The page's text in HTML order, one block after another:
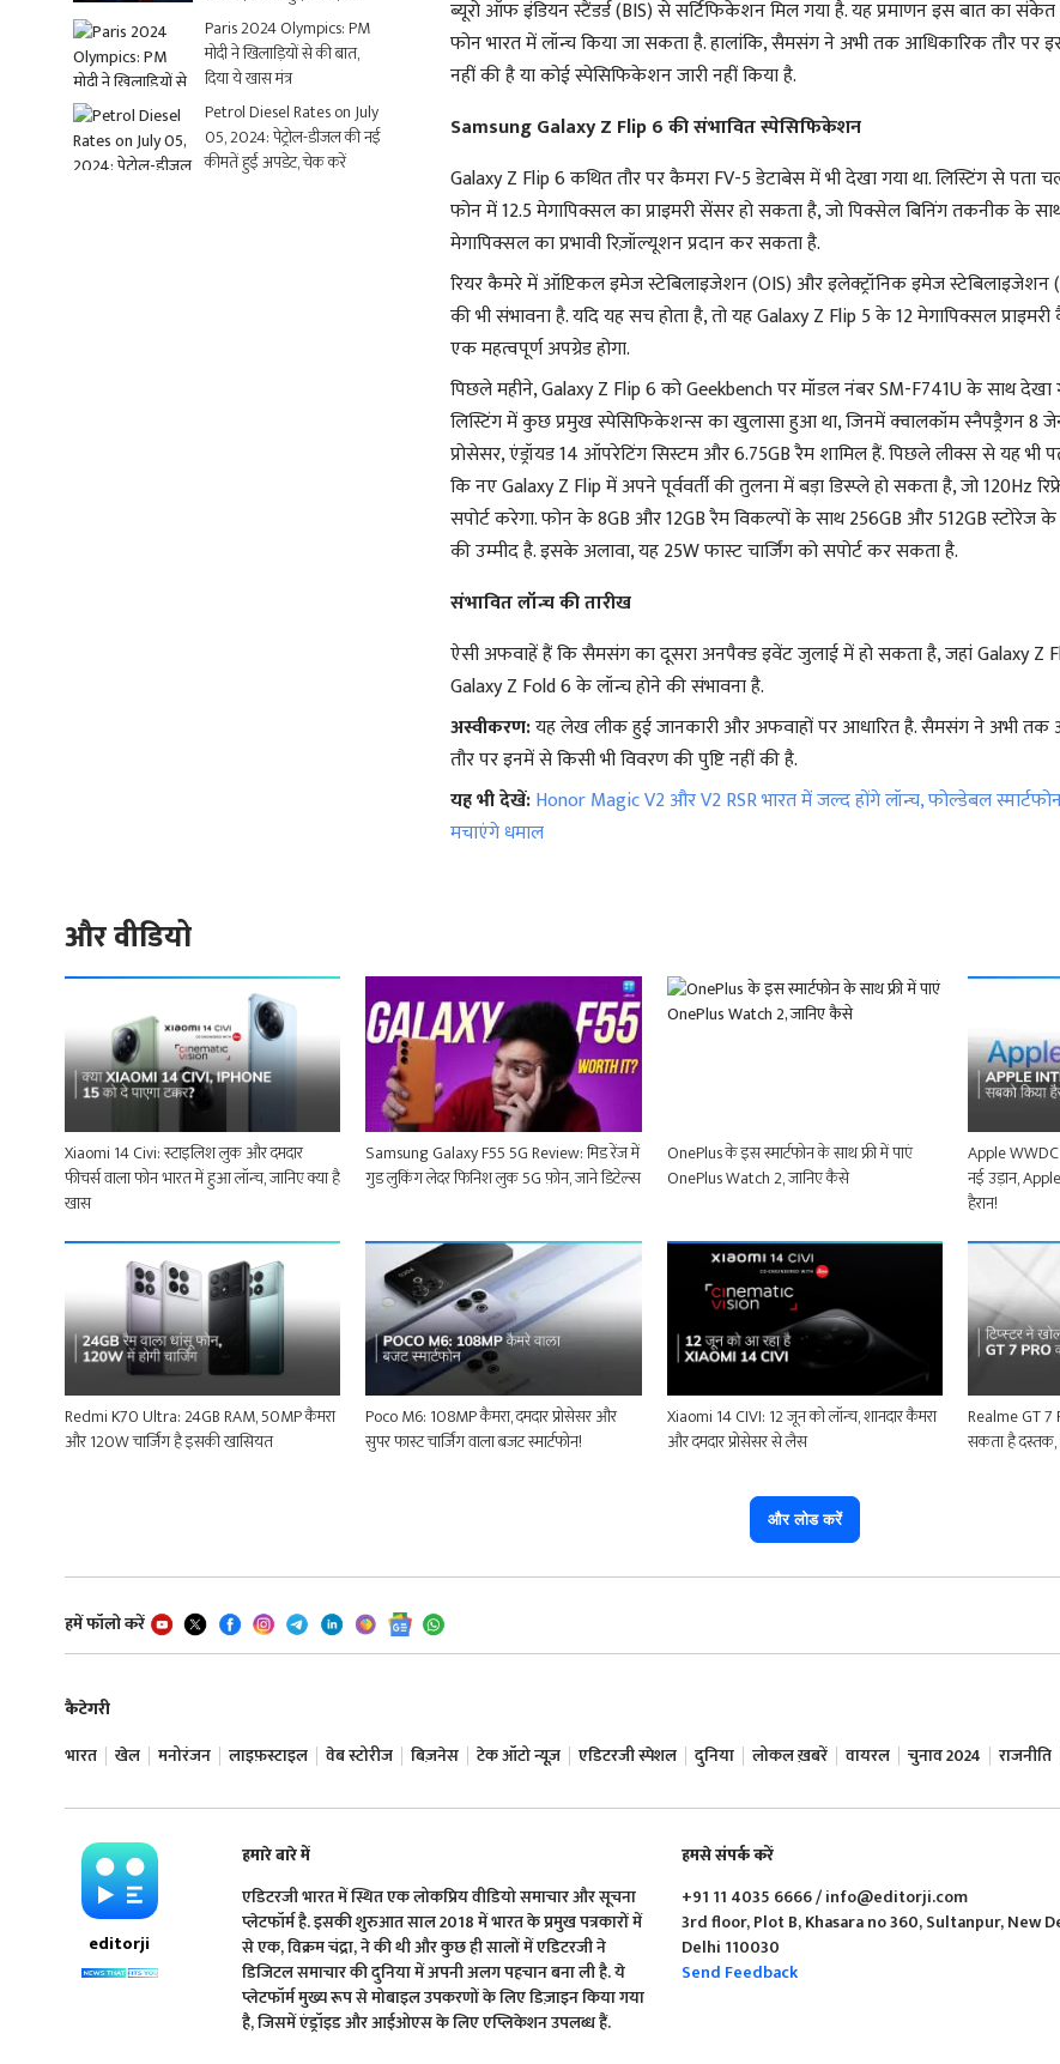
क्लियर
Paris 2024 Olympics: PM
मोदी ने खिलाड़ियों से की बात,
दिया ये खास मंत्र
Petrol Diesel Rates on July
05, 2024: पेट्रोल-डीजल की नई
कीमतें हुईं अपडेट, चेक करें
ब्यूरो ऑफ इंडियन स्टैंडर्ड (BIS) से सर्टिफिकेशन मिल गया है. यह प्रमाणन इस बात का
फोन भारत में लॉन्च किया जा सकता है. हालांकि, सैमसंग ने अभी तक आधिकारिक तौर पर
नहीं की है या कोई स्पेसिफिकेशन जारी नहीं किया है.
Samsung Galaxy Z Flip 6 की संभावित स्पेसिफिकेशन
Galaxy Z Flip 6 कथित तौर पर कैमरा FV-5 डेटाबेस में भी देखा गया था. लिस्टिंग से पता
फोन में 12.5 मेगापिक्सल का प्राइमरी सेंसर हो सकता है, जो पिक्सेल बिनिंग तकनीक के
मेगापिक्सल का प्रभावी रिज़ॉल्यूशन प्रदान कर सकता है.
रियर कैमरे में ऑप्टिकल इमेज स्टेबिलाइजेशन (OIS) और इलेक्ट्रॉनिक इमेज स्टेबिलाइजेशन
की भी संभावना है. यदि यह सच होता है, तो यह Galaxy Z Flip 5 के 12 मेगापिक्सल
एक महत्वपूर्ण अपग्रेड होगा.
पिछले महीने, Galaxy Z Flip 6 को Geekbench पर मॉडल नंबर SM-F741U के साथ देखा
लिस्टिंग में कुछ प्रमुख स्पेसिफिकेशन्स का खुलासा हुआ था, जिनमें क्वालकॉम स्नैपड्रैगन 8
प्रोसेसर, एंड्रॉयड 14 ऑपरेटिंग सिस्टम और 6.75GB रैम शामिल हैं. पिछले लीक्स से यह भी
कि नए Galaxy Z Flip में अपने पूर्ववर्ती की तुलना में बड़ा डिस्प्ले हो सकता है, जो 120Hz
सपोर्ट करेगा. फोन के 8GB और 12GB रैम विकल्पों के साथ 256GB और 512GB स्टोरेज
की उम्मीद है. इसके अलावा, यह 25W फास्ट चार्जिंग को सपोर्ट कर सकता है.
संभावित लॉन्च की तारीख
ऐसी अफवाहें हैं कि सैमसंग का दूसरा अनपैक्ड इवेंट जुलाई में हो सकता है, जहां Galaxy Z
Galaxy Z Fold 6 के लॉन्च होने की संभावना है.
अस्वीकरण:यह लेख लीक हुई जानकारी और अफवाहों पर आधारित है. सैमसंग ने अभी तक
तौर पर इनमें से किसी भी विवरण की पुष्टि नहीं की है.
यह भी देखें:Honor Magic V2 और V2 RSR भारत में जल्द होंगे लॉन्च, फोल्डेबल
मचाएंगे धमाल
और वीडियो
Xiaomi 14 Civi: स्टाइलिश लुक और दमदार
फीचर्स वाला फोन भारत में हुआ लॉन्च, जानिए क्या है
खास
Samsung Galaxy F55 5G Review: मिड रेंज में
गुड लुकिंग लेदर फिनिश लुक 5G फ़ोन, जाने डिटेल्स
OnePlus के इस स्मार्टफोन के साथ फ्री में पाएं
OnePlus Watch 2, जानिए कैसे
Apple
नई उड़ान,
हैरान!
Redmi K70 Ultra: 24GB RAM, 50MP कैमरा
और 120W चार्जिंग है इसकी खासियत
Poco M6: 108MP कैमरा, दमदार प्रोसेसर और
सुपर फास्ट चार्जिंग वाला बजट स्मार्टफोन!
Xiaomi 14 CIVI: 12 जून को लॉन्च, शानदार कैमरा
और दमदार प्रोसेसर से लैस
Realme GT 7
सकता है
और लोड करें
हमें फॉलो करें
कैटेगरी
भारत
खेल मनोरंजन लाइफ़स्टाइल वेब स्टोरीज बिज़नेस टेक ऑटो न्यूज़ एडिटरजी स्पेशल दुनिया लोकल ख़बरें वायरल चुनाव 2024 राजनीति
editorji
हमारे बारे में
एडिटरजी भारत में स्थित एक लोकप्रिय वीडियो समाचार और सूचना
प्लेटफॉर्म है. इसकी शुरुआत साल 2018 में भारत के प्रमुख पत्रकारों में
से एक, विक्रम चंद्रा, ने की थी और कुछ ही सालों में एडिटरजी ने
डिजिटल समाचार की दुनिया में अपनी अलग पहचान बना ली है. ये
प्लेटफॉर्म मुख्य रूप से मोबाइल उपकरणों के लिए डिज़ाइन किया गया
है, जिसमें एंड्रॉइड और आईओएस के लिए एप्लिकेशन उपलब्ध हैं.
हमसे संपर्क करें
+91 11 4035 6666 / info@editorji.com
3rd floor, Plot B, Khasara no 360, Sultanpur, New
Delhi 110030
Send Feedback